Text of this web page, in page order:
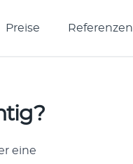
Preise Referenzen
eine